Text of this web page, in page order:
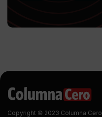
Copyright © 2023 Columna Cero